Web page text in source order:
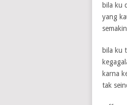
bila ku
yang
bila ku
karna
tak